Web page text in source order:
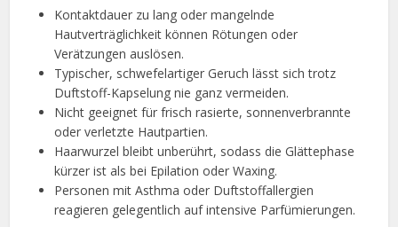
Kontaktdauer zu lang oder mangelnde
Hautverträglichkeit können Rötungen oder
Verätzungen auslösen.
Typischer, schwefelartiger Geruch lässt sich trotz
Duftstoff-Kapselung nie ganz vermeiden.
Nicht geeignet für frisch rasierte, sonnenverbrannte
oder verletzte Hautpartien.
Haarwurzel bleibt unberührt, sodass die Glättephase
kürzer ist als bei Epilation oder Waxing.
Personen mit Asthma oder Duftstoffallergien
reagieren gelegentlich auf intensive Parfümierungen.